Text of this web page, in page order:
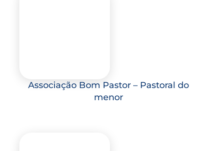
Associação Bom Pastor – Pastoral do
menor